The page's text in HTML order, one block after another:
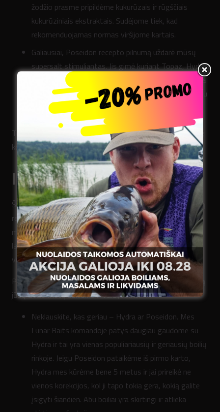
žodžio prasme pripildėme kukurūzais ir rūgščiais
kukurūziniais ekstraktais. Sudėjome tiek, kad
rekomenduojamas normas viršijome kartais.
Galiausiai, Poseidon recepto pilnumą uždarė mūsų
supersalt stimuliantas. Jis gimė kuriant Topaz, Hydra
ir Genesis, o dabar jis eina į visus mūsų produktus. Jis
tinka visur, tačiau su kai kuriais dalykais jis dera geriau
negu su kitais. O squid bazėje jis tiesiog sublizgėjo.
Toks tas Poseidon. Tarsi Squid pagrindo boilis, tačiau daug
kompleksiškesnis iš tikro.
IŠVADOS IR NAUDOJIMAS
Ši kelionė su Poseidon mums tapo ypatinga. Išmokome, ką
reiškia išsamiai kurti ir testuoti produktą. Supratome, kad
mūsų renkami duomenys ir atsiliepimai iš jūsų jau duoda
labai didelę naudą kuriant naujus produktus. Ir padarėme
visa tai, kaip tikra Lunatikų komanda.
Pabaigai noriu palikti kelias mintis apie Poseidon naudojimą
jūsų 2025 metų žūklėms ir varžyboms:
Neklauskite, kas geriau – Hydra ar Poseidon. Mes
Lunar Baits komandoje patys daugiau gaudome su
Hydra ir tai yra vienas populiariausių ir geriausių boilių
rinkoje. Jeigu Poseidon pataikėme iš pirmo karto,
Hydra mes kūrėme bene 5 metus ir jai prireikė ne
vienos korekcijos, kol ji tapo tokia gera, kokią galite
įsigyti šiandien. Abu boiliai yra skirtingi ir atlieka